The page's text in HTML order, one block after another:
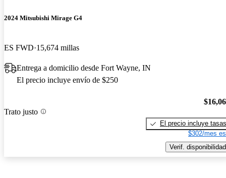
2024 Mitsubishi Mirage G4
ES FWD 15,674 millas
Entrega a domicilio desde Fort Wayne, IN
El precio incluye envío de $250
Trato justo
El precio incluye tasas
$302/mes
Verif. disponibilidad